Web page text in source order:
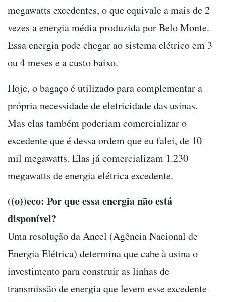
megawatts excedentes, o que equivale a mais de 2
vezes a energia média produzida por Belo Monte.
Essa energia pode chegar ao sistema elétrico em 3
ou 4 meses e a custo baixo.
Hoje, o bagaço é utilizado para complementar a
própria necessidade de eletricidade das usinas.
Mas elas também poderiam comercializar o
excedente que é dessa ordem que eu falei, de 10
mil megawatts. Elas já comercializam 1.230
megawatts de energia elétrica excedente.
((o))eco: Por que essa energia não está
disponível?
Uma resolução da Aneel (Agência Nacional de
Energia Elétrica) determina que cabe à usina o
investimento para construir as linhas de
transmissão de energia que levem esse excedente